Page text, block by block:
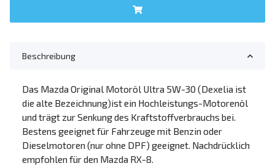
Beschreibung
Das Mazda Original Motoröl Ultra 5W-30 (Dexelia ist
die alte Bezeichnung)ist ein Hochleistungs-Motorenöl
und trägt zur Senkung des Kraftstoffverbrauchs bei.
Bestens geeignet für Fahrzeuge mit Benzin oder
Dieselmotoren (nur ohne DPF) geeignet. Nachdrücklich
empfohlen für den Mazda RX-8.